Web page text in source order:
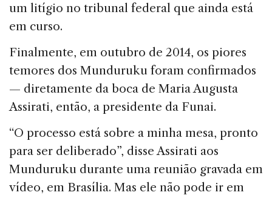
um litígio no tribunal federal que ainda está
em curso.
Finalmente, em outubro de 2014, os piores
temores dos Munduruku foram confirmados
— diretamente da boca de Maria Augusta
Assirati, então, a presidente da Funai.
“O processo está sobre a minha mesa, pronto
para ser deliberado”, disse Assirati aos
Munduruku durante uma reunião gravada em
vídeo, em Brasília. Mas ele não pode ir em